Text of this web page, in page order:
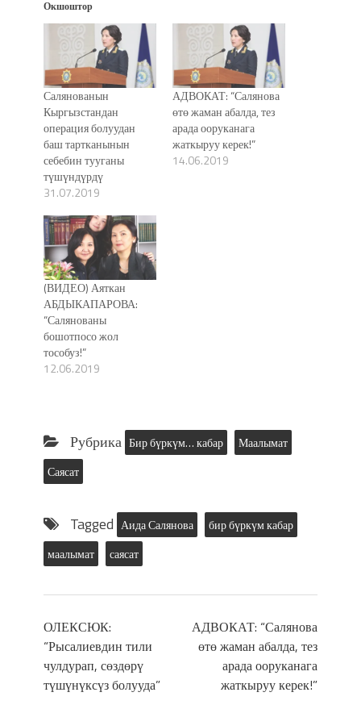
Окшоштор
Салянованын
Кыргызстандан
операция болуудан
баш тартканынын
себебин тууганы
түшүндүрдү
31.07.2019
АДВОКАТ: “Салянова
өтө жаман абалда, тез
арада ооруканага
жаткыруу керек!”
14.06.2019
(ВИДЕО) Аяткан
АБДЫКАПАРОВА:
“Салянованы
бошотпосо жол
тособуз!”
12.06.2019
Рубрика Бир бүркүм… кабар
Маалымат
Саясат
Tagged Аида Салянова
бир бүркүм кабар
маалымат
саясат
ОЛЕКСЮК:
“Рысалиевдин тили
чулдурап, сөздөрү
түшүнүксүз болууда”
АДВОКАТ: “Салянова
өтө жаман абалда, тез
арада ооруканага
жаткыруу керек!”